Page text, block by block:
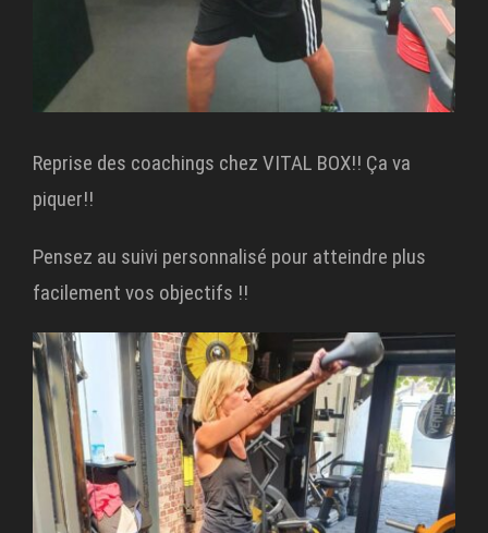
Reprise des coachings chez VITAL BOX!! Ça va
piquer!!
Pensez au suivi personnalisé pour atteindre plus
facilement vos objectifs !!